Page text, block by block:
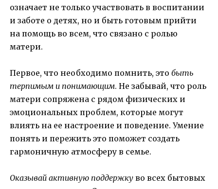
означает не только участвовать в воспитании
и заботе о детях, но и быть готовым прийти
на помощь во всем, что связано с ролью
матери.
Первое, что необходимо помнить, это быть
терпимым и понимающим. Не забывай, что роль
матери сопряжена с рядом физических и
эмоциональных проблем, которые могут
влиять на ее настроение и поведение. Умение
понять и пережить это поможет создать
гармоничную атмосферу в семье.
Оказывай активную поддержку во всех бытовых